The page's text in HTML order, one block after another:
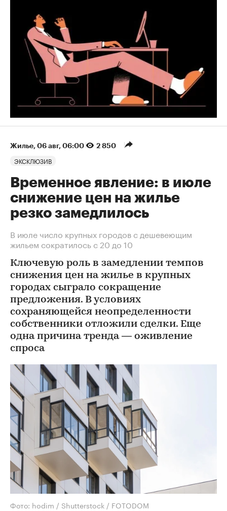
Жилье⁠, 06 авг, 06:00 2 850
ЭКСКЛЮЗИВ
Временное явление: в июле
снижение цен на жилье
резко замедлилось
В июле число крупных городов с дешевеющим
жильем сократилось с 20 до 10
Ключевую роль в замедлении темпов
снижения цен на жилье в крупных
городах сыграло сокращение
предложения. В условиях
сохраняющейся неопределенности
собственники отложили сделки. Еще
одна причина тренда — оживление
спроса
Фото: hodim / Shutterstock / FOTODOM